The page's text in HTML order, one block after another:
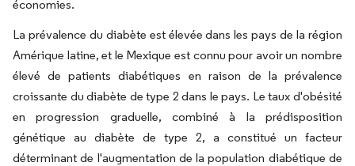
économies.
La prévalence du diabète est élevée dans les pays de la région
Amérique latine, et le Mexique est connu pour avoir un nombre
élevé de patients diabétiques en raison de la prévalence
croissante du diabète de type 2 dans le pays. Le taux d'obésité
en progression graduelle, combiné à la prédisposition
génétique au diabète de type 2, a constitué un facteur
déterminant de l'augmentation de la population diabétique de